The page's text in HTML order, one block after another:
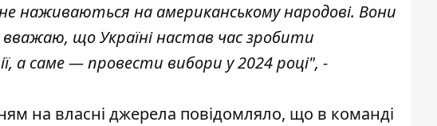
наживаються на американському народові. Вони
що Україні настав час зробити
а саме — провести вибори у 2024 році", -
на власні джерела повідомляло, що в команді